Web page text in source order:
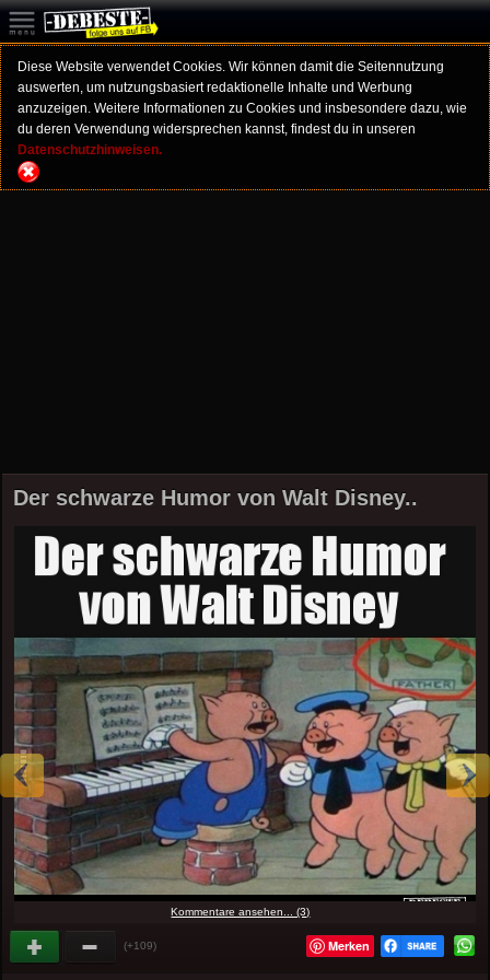
Diese Website verwendet Cookies. Wir können damit die Seitennutzung
auswerten, um nutzungsbasiert redaktionelle Inhalte und Werbung
anzuzeigen. Weitere Informationen zu Cookies und insbesondere dazu, wie
du deren Verwendung widersprechen kannst, findest du in unseren
Datenschutzhinweisen.
Der schwarze Humor von Walt Disney..
Kommentare ansehen... (3)
(+109) Merken